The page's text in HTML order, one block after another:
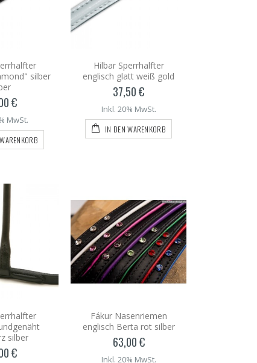
silber
€
MwSt.
Hilbar Sperrhalfter
englisch glatt weiß gold
37,50 €
Inkl. 20% MwSt.
IN DEN WARENKORB
silber
€
Fákur Nasenriemen
englisch Berta rot silber
63,00 €
Inkl. 20% MwSt.